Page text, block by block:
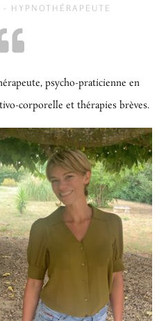
- HYPNOTHÉRAPEUTE
psycho-praticienne en
corporelle et thérapies brèves.